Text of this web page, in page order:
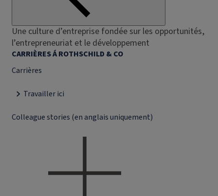
Une culture d’entreprise fondée sur les opportunités,
l’entrepreneuriat et le développement
CARRIÈRES Á ROTHSCHILD & CO
Carrières
Travailler ici
Colleague stories (en anglais uniquement)